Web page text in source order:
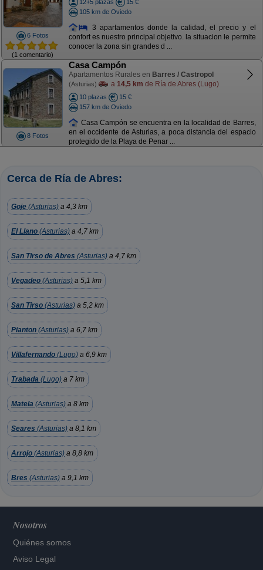
6 Fotos
(1 comentario)
12+5 plazas
15 €
105 km de Oviedo
3 apartamentos donde la calidad, el precio y el
confort es nuestro principal objetivo. la situacion le permite
conocer la zona sin grandes d ...
8 Fotos
Casa Campón
Apartamentos Rurales en Barres / Castropol
(Asturias) a 14,5 km de Ría de Abres (Lugo)
10 plazas
15 €
157 km de Oviedo
Casa Campón se encuentra en la localidad de Barres,
en el occidente de Asturias, a poca distancia del espacio
protegido de la Playa de Penar ...
Cerca de Ría de Abres:
Goje (Asturias) a 4,3 km
El Llano (Asturias) a 4,7 km
San Tirso de Abres (Asturias) a 4,7 km
Vegadeo (Asturias) a 5,1 km
San Tirso (Asturias) a 5,2 km
Pianton (Asturias) a 6,7 km
Villafernando (Lugo) a 6,9 km
Trabada (Lugo) a 7 km
Matela (Asturias) a 8 km
Seares (Asturias) a 8,1 km
Arrojo (Asturias) a 8,8 km
Bres (Asturias) a 9,1 km
Nosotros
Quiénes somos
Aviso Legal